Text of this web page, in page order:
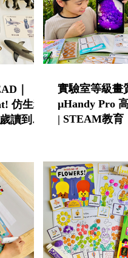
｜
仿生科
讀到小
實驗室等級畫
µHandy Pro
| STEAM教育